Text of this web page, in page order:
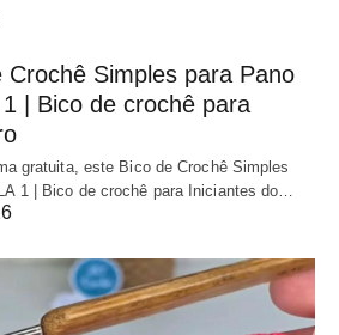
Crochê Simples para Pano
| Bico de crochê para
gratuita, este Bico de Crochê Simples
1 | Bico de crochê para Iniciantes do…